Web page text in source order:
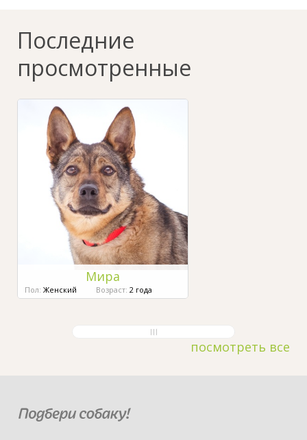
Последние
просмотренные
Мира
Пол: Женский Возраст: 2 года
посмотреть все